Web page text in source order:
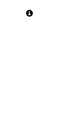
Toggle